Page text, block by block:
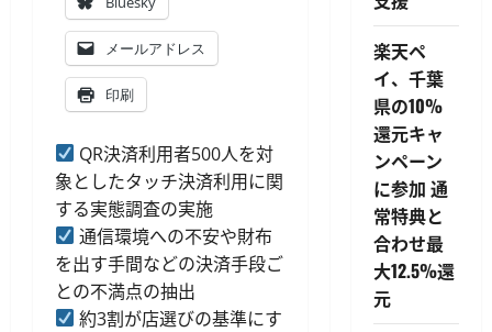
メールアドレス
印刷
QR決済利用者500人を対
象としたタッチ決済利用に関
する実態調査の実施
通信環境への不安や財布
を出す手間などの決済手段ご
との不満点の抽出
約3割が店選びの基準にす
楽天ペ
イ、千葉
県の10%
還元キャ
ンペーン
に参加 通
常特典と
合わせ最
大12.5%還
元